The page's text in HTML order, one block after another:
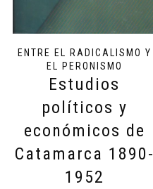
ENTRE EL RADICALISMO Y
EL PERONISMO
Estudios
políticos y
económicos de
Catamarca 1890-
1952